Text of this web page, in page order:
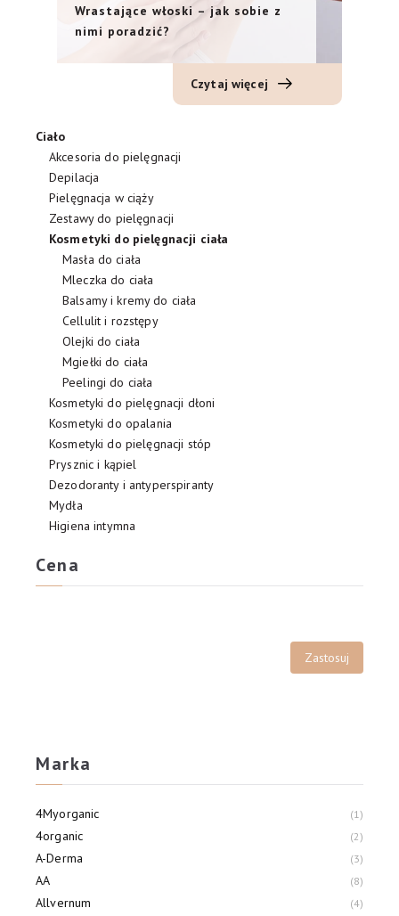
Wrastające włoski – jak sobie z
nimi poradzić?
Czytaj więcej
Ciało
Akcesoria do pielęgnacji
Depilacja
Pielęgnacja w ciąży
Zestawy do pielęgnacji
Kosmetyki do pielęgnacji ciała
Masła do ciała
Mleczka do ciała
Balsamy i kremy do ciała
Cellulit i rozstępy
Olejki do ciała
Mgiełki do ciała
Peelingi do ciała
Kosmetyki do pielęgnacji dłoni
Kosmetyki do opalania
Kosmetyki do pielęgnacji stóp
Prysznic i kąpiel
Dezodoranty i antyperspiranty
Mydła
Higiena intymna
Cena
Marka
4Myorganic 1
4organic 2
A-Derma 3
AA 8
Allvernum 4